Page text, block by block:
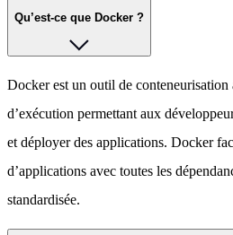
Qu’est-ce que Docker ?
Docker est un outil de
d’exécution permettant aux
et déployer des applications. Docker
d’applications avec toutes les
standardisée.